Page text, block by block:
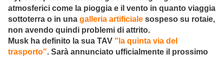
atmosferici come la pioggia e il vento in quanto viaggia
sottoterra o in una galleria artificiale sospeso su rotaie,
non avendo quindi problemi di attrito.
Musk ha definito la sua TAV "la quinta via del
trasporto". Sarà annunciato ufficialmente il prossimo